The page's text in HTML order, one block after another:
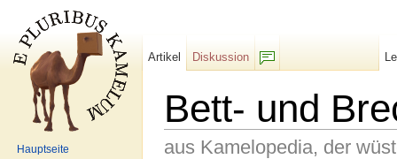
Bett- und
aus Kamelopedia, der
Artikel
Diskussion
Hauptseite